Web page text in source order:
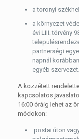
a toronyi
a környezet
évi LIII. törvény
partnerségi
napnál
egyéb szervezet.
A közzétett
kapcsolatos
16:00 óráig lehet az
módokon:
postai úton